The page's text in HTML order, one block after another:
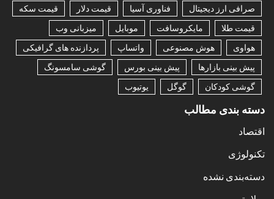
صرافی ارز دیجیتال
فناوری آسیا قیمت دلار
قیمت سکه
قیمت طلا
مایکروسافت موبایل
میزبانی وب
هواوی
هوش مصنوعی واتساپ
پردازنده های گرافیکی
پیش بینی بازارها
پیش بینی بورس
گوشی سامسونگ
گوشی کودکان
گوگل یوتیوب
دسته بندی مطالب
اقتصاد
تکنولوژی
دسته‌بندی نشده